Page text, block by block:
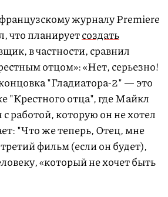
журналу Premiere
что планируетсоздать
в частности, сравнил
отцом»: «Нет, серьезно!
"Гладиатора-2" — это
"Крестного отца", где Майкл
с работой, которую он не хотел
"Что же теперь, Отец, мне
фильм (если он будет),
«который не хочет быть